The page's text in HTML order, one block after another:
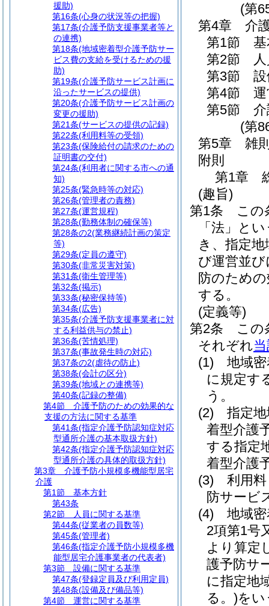
(第
第4章
介
第1節
第2節
第3節
第4節
第5節
(第
第5章
雑
附則
第1章
(趣旨)
第1条
この
「法」と
き、指定
び運営並
防のため
する。
(定義等)
第2条
この
それぞれ
(1)
地域
に規定す
う。
(2)
指定
着型介護
する指定
着型介護
(3)
利用
防サービ
(4)
地域
2項第1号
より算定
護予防サ
に指定地
る。)をい
援助)
第16条(心身の状況等の把握)
第17条(介護予防支援事業者等と
の連携)
第18条(地域密着型介護予防サー
ビス費の支給を受けるための援
助)
第19条(介護予防サービス計画に
沿ったサービスの提供)
第20条(介護予防サービス計画の
変更の援助)
第21条(サービスの提供の記録)
第22条(利用料等の受領)
第23条(保険給付の請求のための
証明書の交付)
第24条(利用者に関する市への通
知)
第25条(緊急時等の対応)
第26条(管理者の責務)
第27条(運営規程)
第28条(勤務体制の確保等)
第28条の2(業務継続計画の策定
等)
第29条(定員の遵守)
第30条(非常災害対策)
第31条(衛生管理等)
第32条(掲示)
第33条(秘密保持等)
第34条(広告)
第35条(介護予防支援事業者に対
する利益供与の禁止)
第36条(苦情処理)
第37条(事故発生時の対応)
第37条の2(虐待の防止)
第38条(会計の区分)
第39条(地域との連携等)
第40条(記録の整備)
第4節
介護予防のための効果的な
支援の方法に関する基準
第41条(指定介護予防認知症対応
型通所介護の基本取扱方針)
第42条(指定介護予防認知症対応
型通所介護の具体的取扱方針)
第3章
介護予防小規模多機能型居宅
介護
第1節
基本方針
第43条
第2節
人員に関する基準
第44条(従業者の員数等)
第45条(管理者)
第46条(指定介護予防小規模多機
能型居宅介護事業者の代表者)
第3節
設備に関する基準
第47条(登録定員及び利用定員)
第48条(設備及び備品等)
第4節
運営に関する基準